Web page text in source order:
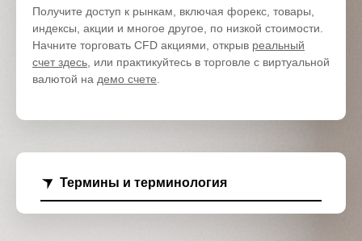
Получите доступ к рынкам, включая форекс, товары,
индексы, акции и многое другое, по низкой стоимости.
Начните торговать CFD акциями, открыв реальный
счет здесь , или практикуйтесь в торговле с виртуальной
валютой на демо счете
Термины и терминология